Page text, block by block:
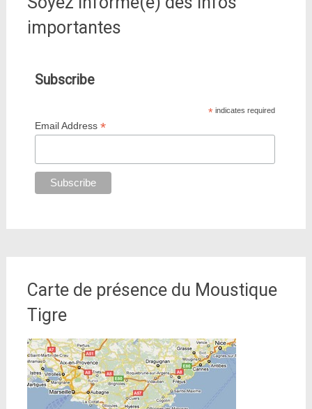
importantes
Subscribe
*indicates required
Email Address*
Carte de présence du Moustique
Tigre